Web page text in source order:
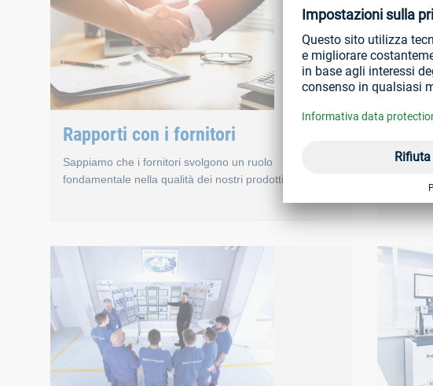
Rapporti con i fornitori
Sappiamo che i fornitori svolgono un ruolo
fondamentale nella qualità dei nostri prodotti.
Rapporti con i fornitori
Possiamo creare prodotti di alta qualità con costi ottimizzati solo
Scegliamo i nostri fornitori di materie prime, prodotti semilavorati
Non
I nostri